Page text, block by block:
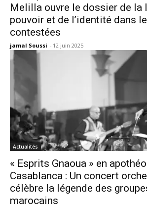
Melilla ouvre le dossier de la
pouvoir et de l’identité dans
contestées
jamal Soussi - 12 juin 2025
Actualités
« Esprits Gnaoua » en
Casablanca : Un concert
célèbre la légende des
marocains